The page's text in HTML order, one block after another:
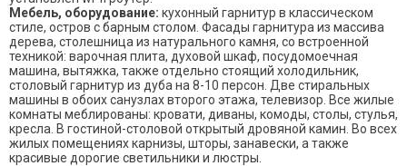
Мебель, оборудование: кухонный гарнитур в классическом
стиле, остров с барным столом. Фасады гарнитура из массива
дерева, столешница из натурального камня, со встроенной
техникой: варочная плита, духовой шкаф, посудомоечная
машина, вытяжка, также отдельно стоящий холодильник,
столовый гарнитур из дуба на 8-10 персон. Две стиральных
машины в обоих санузлах второго этажа, телевизор. Все жилые
комнаты меблированы: кровати, диваны, комоды, столы, стулья,
кресла. В гостиной-столовой открытый дровяной камин. Во всех
жилых помещениях карнизы, шторы, занавески, а также
красивые дорогие светильники и люстры.